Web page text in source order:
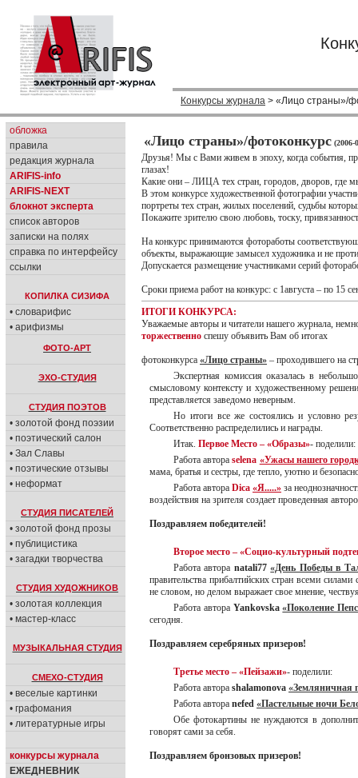
Конкурсы журнала > «Лицо страны»/
обложка
правила
редакция журнала
ARIFIS-info
ARIFIS-NEXT
блокнот эксперта
список авторов
записки на полях
справка по интерфейсу
ссылки
КОПИЛКА СИЗИФА
• словарифис
• арифизмы
ФОТО-АРТ
ЭХО-СТУДИЯ
СТУДИЯ ПОЭТОВ
• золотой фонд поэзии
• поэтический салон
• Зал Славы
• поэтические отзывы
• неформат
СТУДИЯ ПИСАТЕЛЕЙ
• золотой фонд прозы
• публицистика
• загадки творчества
СТУДИЯ ХУДОЖНИКОВ
• золотая коллекция
• мастер-класс
МУЗЫКАЛЬНАЯ СТУДИЯ
СМЕХО-СТУДИЯ
• веселые картинки
• графомания
• литературные игры
конкурсы журнала
ЕЖЕДНЕВНИК
«Лицо страны»/фотоконкурс (2006-
Друзья! Мы с Вами живем в эпоху, когда события,
глазах!
Какие они – ЛИЦА тех стран, городов, дворов, где
В этом конкурсе художественной фотографии
портреты тех стран, жилых поселений, судьбы
Покажите зрителю свою любовь, тоску,
На конкурс принимаются фотоработы
объекты, выражающие замысел художника и не
Допускается размещение участниками серий
Сроки приема работ на конкурс: с 1августа – по 15
ИТОГИ КОНКУРСА:
Уважаемые авторы и читатели нашего журнала,
торжественно спешу объявить Вам об итогах
фотоконкурса «Лицо страны» – проходившего на
Экспертная комиссия оказалась в
смысловому контексту и художественному
представляется заведомо неверным.
Но итоги все же состоялись и условно
Соответственно распределились и награды.
Итак. Первое Место – «Образы»- поделили:
Работа автораselena «Ужасы нашего
мама, братья и сестры, где тепло, уютно и
Работа автора Dica «Я.....» за
воздействия на зрителя создает проведенная
Поздравляем победителей!
Второе место – «Социо-культурный
Работа автора natali77«День Победы в
правительства прибалтийских стран всеми
не словом, но делом выражает свое мнение,
Работа автора Yankovska«Поколение
сегодня.
Поздравляем серебряных призеров!
Третье место – «Пейзажи»- поделили:
Работа автора shalamonova «Земляничная
Работа автора nefed «Пастельные ночи
Обе фотокартины не нуждаются в
говорят сами за себя.
Поздравляем бронзовых призеров!